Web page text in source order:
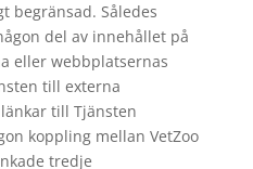
begränsad. Således
del av innehållet på
eller webbplatsernas
till externa
till Tjänsten
koppling mellan VetZoo
tredje